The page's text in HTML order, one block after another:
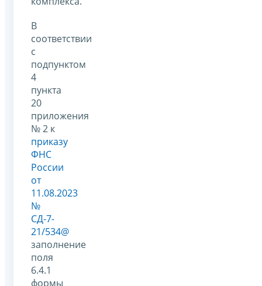
В
соответствии
с
подпунктом
4
пункта
20
приложения
№ 2 к
приказу
ФНС
России
от
11.08.2023
№
СД-7-
21/534@
заполнение
поля
6.4.1
формы